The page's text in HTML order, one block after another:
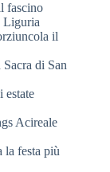
fascino
Liguria
il
di San
estate
Acireale
la festa più